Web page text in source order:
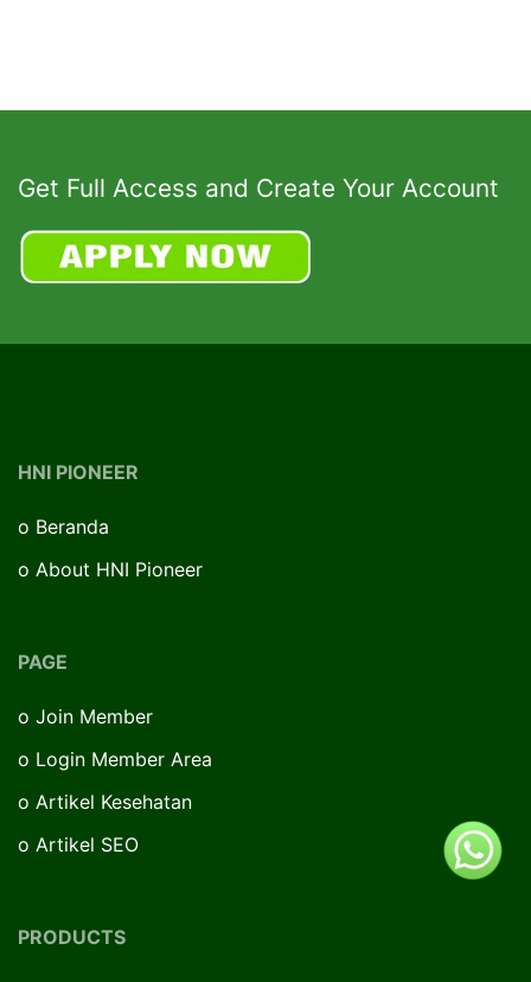
Get Full Access and Create Your Account
HNI PIONEER
o Beranda
o About HNI Pioneer
PAGE
o Join Member
o Login Member Area
o Artikel Kesehatan
o Artikel SEO
PRODUCTS